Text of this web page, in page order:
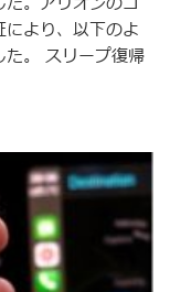
より、以下のよ
た。 スリープ復帰